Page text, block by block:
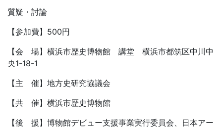
質疑・討論
【参加費】500円
【会 場】横浜市歴史博物館 講堂 横浜市都筑区中川中
央1-18-1
【主 催】地方史研究協議会
【共 催】横浜市歴史博物館
【後 援】博物館デビュー支援事業実行委員会、日本アー